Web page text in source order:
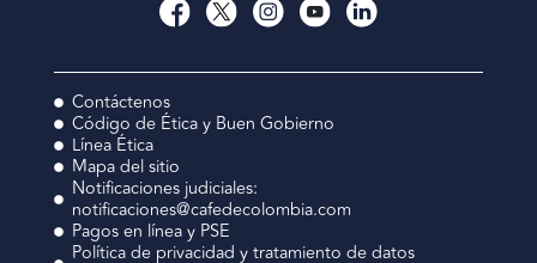
Contáctenos
Código de Ética y Buen Gobierno
Línea Ética
Mapa del sitio
Notificaciones judiciales:
notificaciones@cafedecolombia.com
Pagos en línea y PSE
Política de privacidad y tratamiento de datos